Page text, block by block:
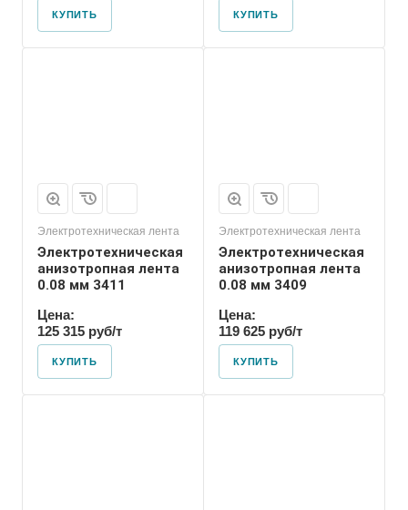
КУПИТЬ КУПИТЬ
Электротехническая лента
Электротехническая
анизотропная лента
0.08 мм 3411
Цена:
125 315 руб/т
КУПИТЬ
Электротехническая лента
Электротехническая
анизотропная лента
0.08 мм 3409
Цена:
119 625 руб/т
КУПИТЬ